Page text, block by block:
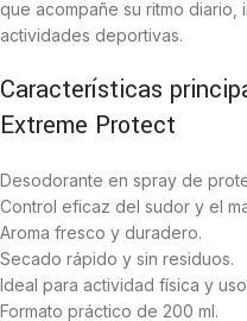
que acompañe su ritmo diario,
actividades deportivas.
Características
Extreme Protect
Desodorante en spray de
Control eficaz del sudor y el
Aroma fresco y duradero.
Secado rápido y sin residuos.
Ideal para actividad física y
Formato práctico de 200 ml.